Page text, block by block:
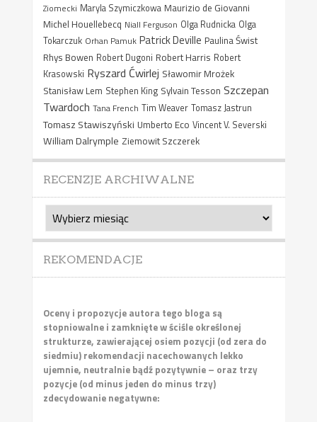
Ziomecki Maryla Szymiczkowa Maurizio de Giovanni
Michel Houellebecq Niall Ferguson Olga Rudnicka Olga
Tokarczuk Orhan Pamuk Patrick Deville Paulina Świst
Rhys Bowen Robert Dugoni Robert Harris Robert
Krasowski Ryszard Ćwirlej Sławomir Mrożek
Stanisław Lem Stephen King Sylvain Tesson Szczepan
Twardoch Tana French Tim Weaver Tomasz Jastrun
Tomasz Stawiszyński Umberto Eco Vincent V. Severski
William Dalrymple Ziemowit Szczerek
RECENZJE ARCHIWALNE
Recenzje
archiwalne
REKOMENDACJE
Oceny i propozycje autora tego bloga są
stopniowalne i zamknięte w ściśle określonej
strukturze, zawierającej osiem pozycji (od zera do
siedmiu) rekomendacji nacechowanych lekko
ujemnie, neutralnie bądź pozytywnie – oraz trzy
pozycje (od minus jeden do minus trzy)
zdecydowanie negatywne: